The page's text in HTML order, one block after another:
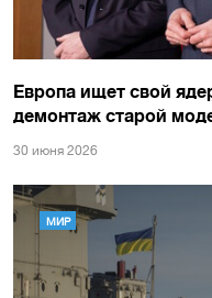
Европа ищет свой
демонтаж старой
30 июня 2026
МИР